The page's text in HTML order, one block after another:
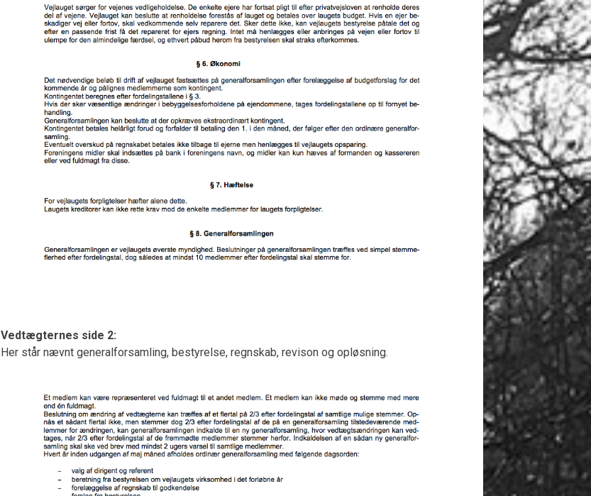
Vedtægternes side 2:
Her står nævnt generalforsamling, bestyrelse, regnskab, revison og opløsning.